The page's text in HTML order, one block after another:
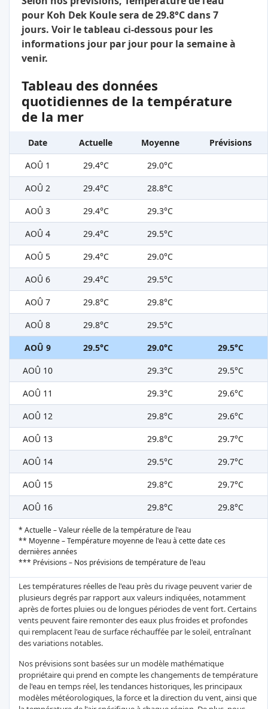
pour Koh Dek Koule sera de 29.8°C dans 7
jours. Voir le tableau ci-dessous pour les
informations jour par jour pour la semaine à
venir.
Tableau des données
quotidiennes de la température
de la mer
Date Actuelle Moyenne
Prévisions
AOÛ 1
29.4°C
29.0°C
AOÛ 2
29.4°C
28.8°C
AOÛ 3
29.4°C
29.3°C
AOÛ 4
29.4°C
29.5°C
AOÛ 5
29.4°C
29.0°C
AOÛ 6
29.4°C
29.5°C
AOÛ 7
29.8°C
29.8°C
AOÛ 8
29.8°C
29.5°C
AOÛ 9
29.5°C 29.0°C
29.5°C
AOÛ 10
29.3°C
29.5°C
AOÛ 11
29.3°C
29.6°C
AOÛ 12
29.8°C
29.6°C
AOÛ 13
29.8°C
29.7°C
AOÛ 14
29.5°C
29.7°C
AOÛ 15
29.8°C
29.7°C
AOÛ 16
29.8°C 29.8°C
* Actuelle – Valeur réelle de la température de l'eau
** Moyenne – Température moyenne de l'eau à cette date ces
dernières années
*** Prévisions – Nos prévisions de température de l'eau
Les températures réelles de l'eau près du rivage peuvent varier de
plusieurs degrés par rapport aux valeurs indiquées, notamment
après de fortes pluies ou de longues périodes de vent fort. Certains
vents peuvent faire remonter des eaux plus froides et profondes
qui remplacent l'eau de surface réchauffée par le soleil, entraînant
des variations notables.
Nos prévisions sont basées sur un modèle mathématique
propriétaire qui prend en compte les changements de température
de l'eau en temps réel, les tendances historiques, les principaux
modèles météorologiques, la force et la direction du vent, ainsi que